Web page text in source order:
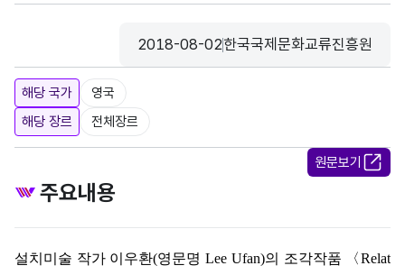
등록일
2018-08-02
수집기관
한국국제문화교류진흥원
해당 국가
영국
해당 장르
전체장르
원문보기
주요내용
설치미술 작가 이우환(영문명 Lee Ufan)의 조각작품 〈Relat